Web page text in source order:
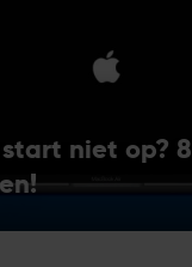
niet op? 8